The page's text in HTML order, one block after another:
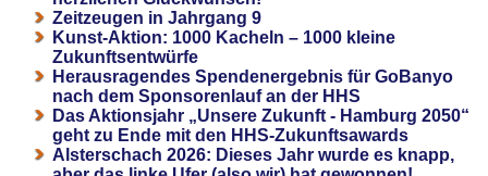
Zeitzeugen in Jahrgang 9
Kunst-Aktion: 1000 Kacheln – 1000 kleine
Zukunftsentwürfe
Herausragendes Spendenergebnis für GoBanyo
nach dem Sponsorenlauf an der HHS
Das Aktionsjahr „Unsere Zukunft - Hamburg 2050“
geht zu Ende mit den HHS-Zukunftsawards
Alsterschach 2026: Dieses Jahr wurde es knapp,